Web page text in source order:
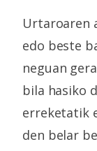
Urtaroaren
edo beste
neguan
bila hasiko
erreketatik
den belar